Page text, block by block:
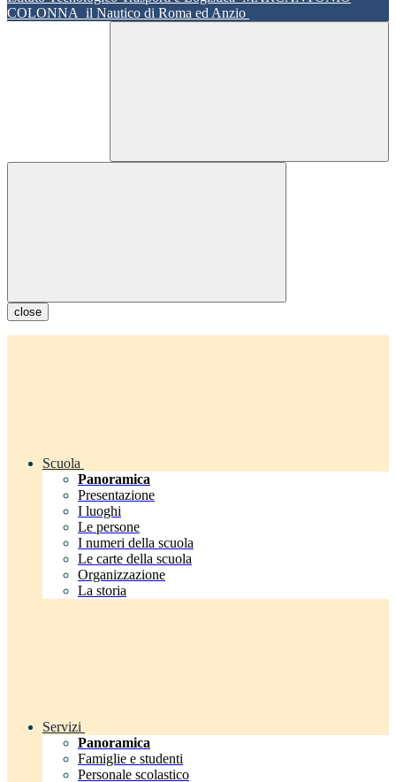
COLONNA il Nautico di Roma ed Anzio
close
Scuola
Panoramica
Presentazione
I luoghi
Le persone
I numeri della scuola
Le carte della scuola
Organizzazione
La storia
Servizi
Panoramica
Famiglie e studenti
Personale scolastico